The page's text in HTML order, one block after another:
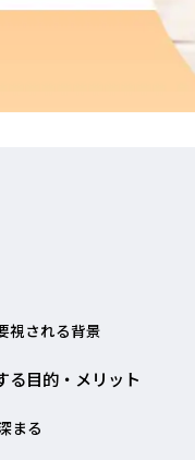
視される背景
る目的・メリット
まる